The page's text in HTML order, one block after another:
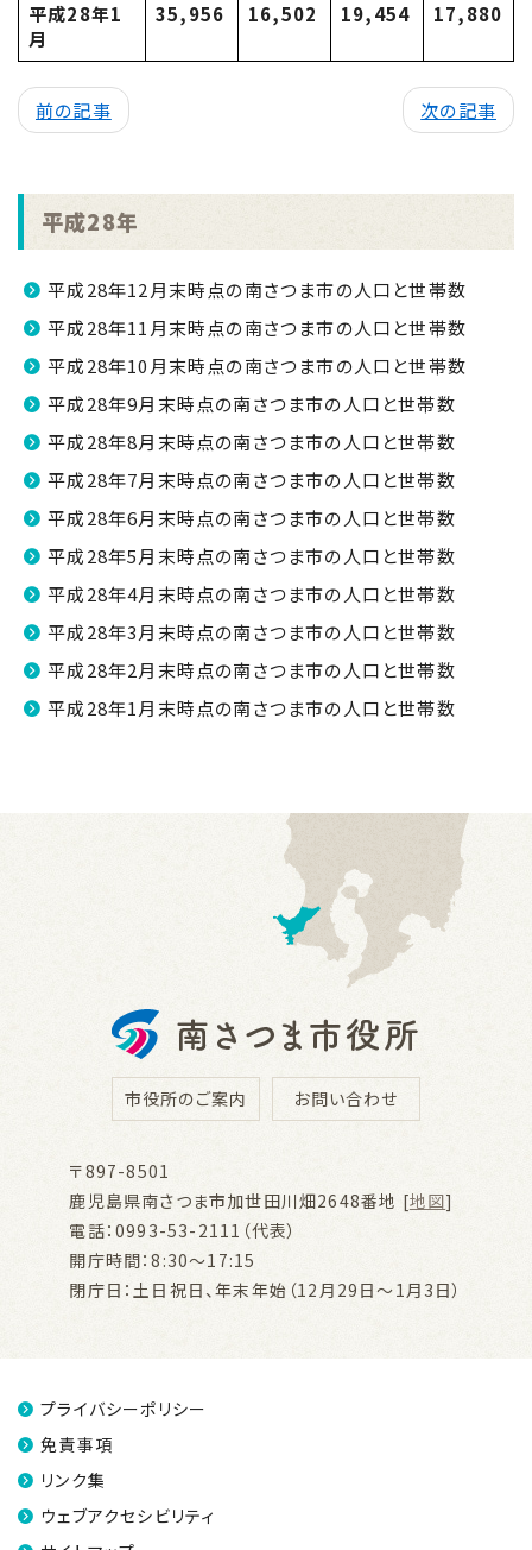
平成28年1
月
35,956 16,502 19,454 17,880
前の記事 次の記事
平成28年
平成28年12月末時点の南さつま市の人口と世帯数
平成28年11月末時点の南さつま市の人口と世帯数
平成28年10月末時点の南さつま市の人口と世帯数
平成28年9月末時点の南さつま市の人口と世帯数
平成28年8月末時点の南さつま市の人口と世帯数
平成28年7月末時点の南さつま市の人口と世帯数
平成28年6月末時点の南さつま市の人口と世帯数
平成28年5月末時点の南さつま市の人口と世帯数
平成28年4月末時点の南さつま市の人口と世帯数
平成28年3月末時点の南さつま市の人口と世帯数
平成28年2月末時点の南さつま市の人口と世帯数
平成28年1月末時点の南さつま市の人口と世帯数
市役所のご案内 お問い合わせ
〒897-8501
鹿児島県南さつま市加世田川畑2648番地 [地図]
電話：0993-53-2111（代表）
開庁時間：8:30～17:15
閉庁日：土日祝日、年末年始（12月29日～1月3日）
プライバシーポリシー
免責事項
リンク集
ウェブアクセシビリティ